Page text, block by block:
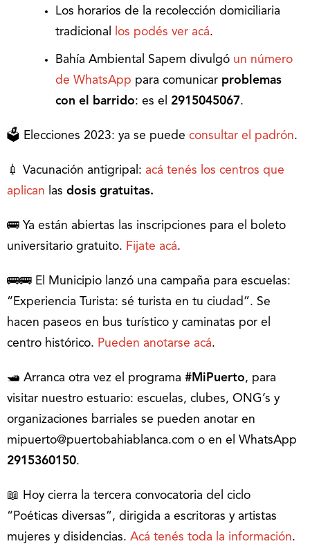
Los horarios de la recolección domiciliaria
tradicional
los podés ver acá.
Bahía Ambiental Sapem divulgó un número
de WhatsApp para comunicar problemas
con el barrido: es el 2915045067.
🗳️ Elecciones 2023: ya se puede consultar el padrón.
💉 Vacunación antigripal: acá tenés los centros que
aplican las dosis gratuitas.
🚌 Ya están abiertas las inscripciones para el boleto
universitario gratuito. Fijate acá.
🚌🚌 El Municipio lanzó una campaña para escuelas:
“Experiencia Turista: sé turista en tu ciudad”. Se
hacen paseos en bus turístico y caminatas por el
centro histórico. Pueden anotarse acá.
🛥 Arranca otra vez el programa #MiPuerto, para
visitar nuestro estuario: escuelas, clubes, ONG’s y
organizaciones barriales se pueden anotar en
mipuerto@puertobahiablanca.com o en el WhatsApp
2915360150.
📖 Hoy cierra la tercera convocatoria del ciclo
“Poéticas diversas”, dirigida a escritoras y artistas
mujeres y disidencias. Acá tenés toda la información.